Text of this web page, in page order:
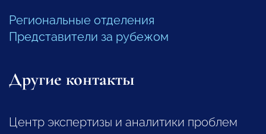
Региональные отделения
Представители за рубежом
Другие контакты
Центр экспертизы и аналитики проблем